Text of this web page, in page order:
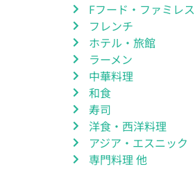
Fフード・ファミレス
フレンチ
ホテル・旅館
ラーメン
中華料理
和食
寿司
洋食・西洋料理
アジア・エスニック
専門料理 他